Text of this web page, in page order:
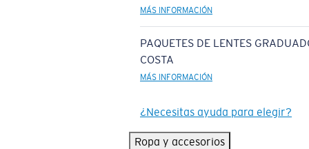
MÁS INFORMACIÓN
PAQUETES DE LENTES
COSTA
MÁS INFORMACIÓN
¿Necesitas ayuda para elegir?
Ropa y accesorios